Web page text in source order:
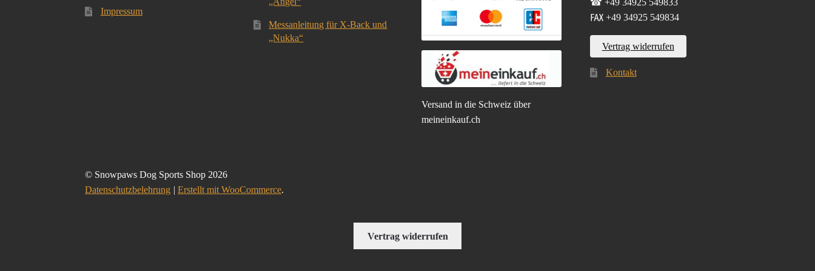
Impressum
Messanleitung für X-Back und
„Nukka“
Versand in die Schweiz über
meineinkauf.ch
☎ +49 34925 549833
℻ +49 34925 549834
Vertrag widerrufen
Kontakt
© Snowpaws Dog Sports Shop 2026
Datenschutzbelehrung
Erstellt mit WooCommerce.
Vertrag widerrufen